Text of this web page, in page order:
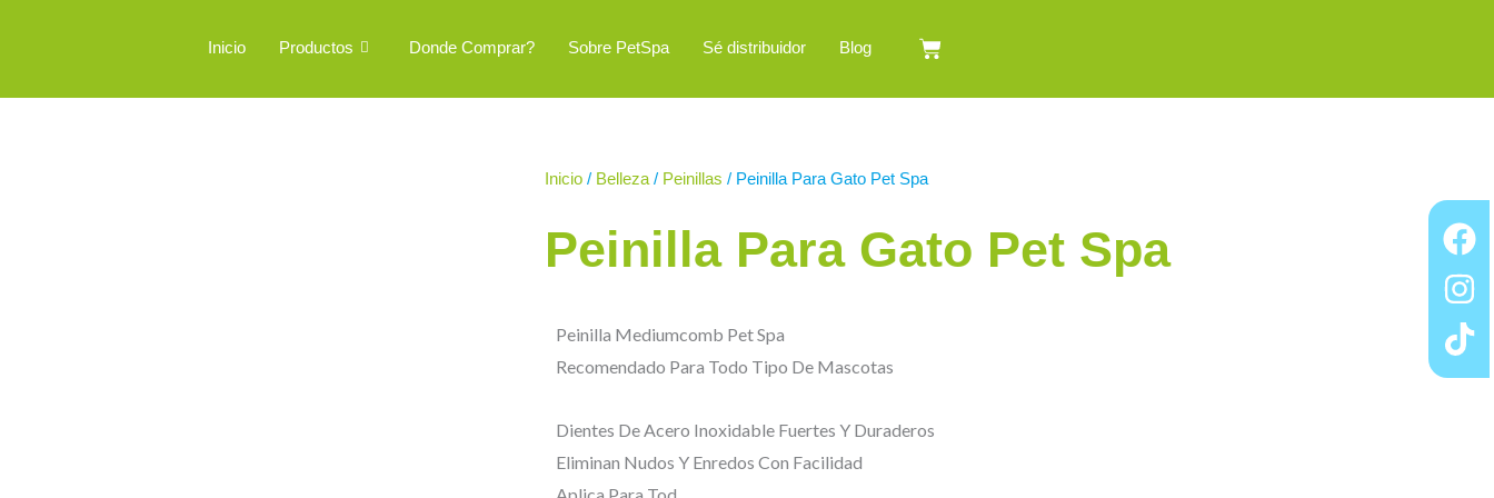
Inicio Productos Donde Comprar? Sobre PetSpa Sé distribuidor Blog Cart
Inicio / Belleza / Peinillas / Peinilla Para Gato Pet Spa
Peinilla Para Gato Pet Spa
Peinilla Mediumcomb Pet Spa
Recomendado Para Todo Tipo De Mascotas
Dientes De Acero Inoxidable Fuertes Y Duraderos
Eliminan Nudos Y Enredos Con Facilidad